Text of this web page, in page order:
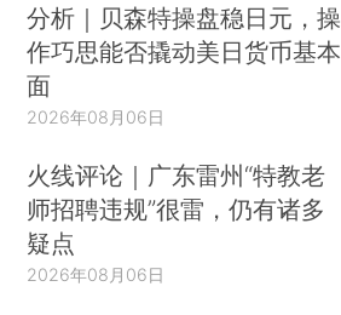
分析｜贝森特操盘稳日元，操
作巧思能否撬动美日货币基本
面
2026年08月06日
火线评论｜广东雷州“特教老
师招聘违规”很雷，仍有诸多
疑点
2026年08月06日